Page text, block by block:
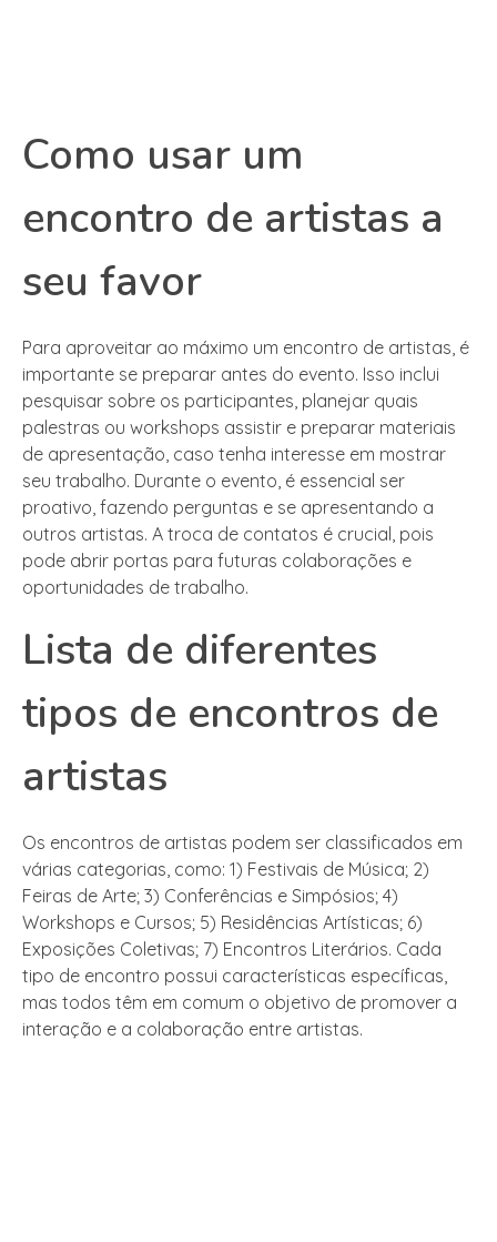
Como usar um
encontro de artistas a
seu favor
Para aproveitar ao máximo um encontro de artistas, é
importante se preparar antes do evento. Isso inclui
pesquisar sobre os participantes, planejar quais
palestras ou workshops assistir e preparar materiais
de apresentação, caso tenha interesse em mostrar
seu trabalho. Durante o evento, é essencial ser
proativo, fazendo perguntas e se apresentando a
outros artistas. A troca de contatos é crucial, pois
pode abrir portas para futuras colaborações e
oportunidades de trabalho.
Lista de diferentes
tipos de encontros de
artistas
Os encontros de artistas podem ser classificados em
várias categorias, como: 1) Festivais de Música; 2)
Feiras de Arte; 3) Conferências e Simpósios; 4)
Workshops e Cursos; 5) Residências Artísticas; 6)
Exposições Coletivas; 7) Encontros Literários. Cada
tipo de encontro possui características específicas,
mas todos têm em comum o objetivo de promover a
interação e a colaboração entre artistas.